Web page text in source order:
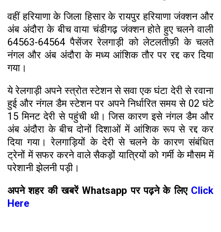
वहीं हरियाणा के जिला हिसार के रायपुर हरियाणा जंक्शन और
अंब अंदौरा के बीच वाया चंडीगढ़ जंक्शन होते हुए चलने वाली
64563-64564 पैसेंजर रेलगाड़ी को लेटलतीफ़ी के चलते
नंगल और अंब अंदौरा के मध्य आंशिक तौर पर रद्द कर दिया
गया।
ये रेलगाड़ी अपने स्त्रोत स्टेशन से सवा एक घंटा देरी से रवाना
हुई और नंगल डैम स्टेशन पर अपने निर्धारित समय से 02 घंटे
15 मिनट देरी से पहुंची थी। जिस कारण इसे नंगल डैम और
अंब अंदौरा के बीच दोनों दिशाओं में आंशिक रूप से रद्द कर
दिया गया। रेलगाड़ियों के देरी से चलने के कारण संबंधित
ट्रेनों में सफर करने वाले सैकड़ों यात्रियों को गर्मी के मौसम में
परेशानी झेलनी पड़ी।
अपने शहर की खबरें Whatsapp पर पढ़ने के लिए Click
Here